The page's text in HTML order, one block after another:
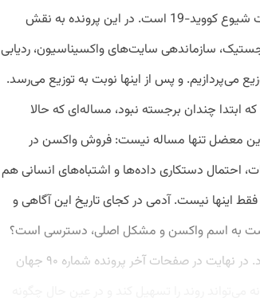
بالینی و تایید واکسن هنوز کمتر از سرعت شیوع کووید-19 است. در این پرونده به نقش
سازماندهی سایت‌های واکسیناسیون، ردیابی
می‌پردازیم. و پس از اینها نوبت به توزیع می‌رسد.
ابتدا چندان برجسته نبود، مساله‌ای که حالا
این معضل تنها مساله نیست: فروش واکسن در
احتمال دستکاری داده‌ها و اشتباه‌های انسانی هم
فقط اینها نیست. آدمی در کجای تاریخ این آگاهی و
هست به اسم واکسن و مشکل اصلی، دسترسی است؟
اینجاست که قصه پر آب چشم‌تر می‌شود. در نهایت در صفحات آخر پرونده شماره ۹۰ جهان